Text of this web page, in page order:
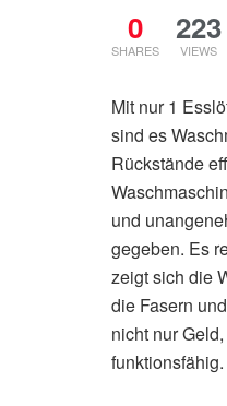
0
SHARES
223
VIEWS
Mit nur 1
sind es
Rückstände
und
gegeben. Es
zeigt sich die
die Fasern
nicht nur